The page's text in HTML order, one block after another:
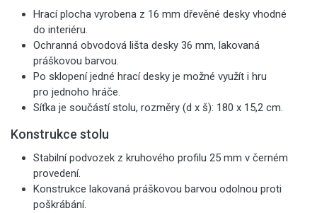
Hrací plocha vyrobena z 16 mm dřevěné desky vhodné
do interiéru.
Ochranná obvodová lišta desky 36 mm, lakovaná
práškovou barvou.
Po sklopení jedné hrací desky je možné využít i hru
pro jednoho hráče.
Síťka je součástí stolu, rozměry (d x š): 180 x 15,2 cm.
Konstrukce stolu
Stabilní podvozek z kruhového profilu 25 mm v černém
provedení.
Konstrukce lakovaná práškovou barvou odolnou proti
poškrábání.